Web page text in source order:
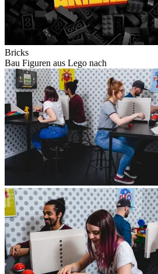
Bricks
Bau Figuren aus Lego nach